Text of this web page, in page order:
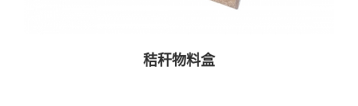
秸秆物料盒